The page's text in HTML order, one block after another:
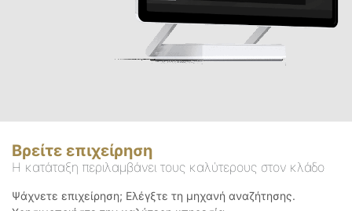
Βρείτε επιχείρηση
Η κατάταξη περιλαμβάνει τους καλύτερους στον κλάδο
Ψάχνετε επιχείρηση; Ελέγξτε τη μηχανή αναζήτησης.